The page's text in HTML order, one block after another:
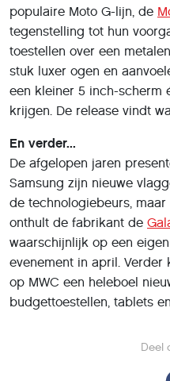
Deel
populaire Moto G-lijn, de
tegenstelling tot hun
toestellen over een
stuk luxer ogen en
een kleiner 5 inch-scherm
krijgen. De release vindt
En verder...
De afgelopen jaren
Samsung zijn nieuwe
de technologiebeurs,
onthult de fabrikant de
waarschijnlijk op een eigen
evenement in april. Verder
op MWC een heleboel
budgettoestellen, tablets